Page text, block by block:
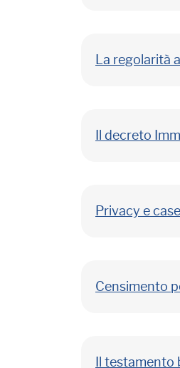
La regolarità
Il decreto
Privacy e
Censimento
Il